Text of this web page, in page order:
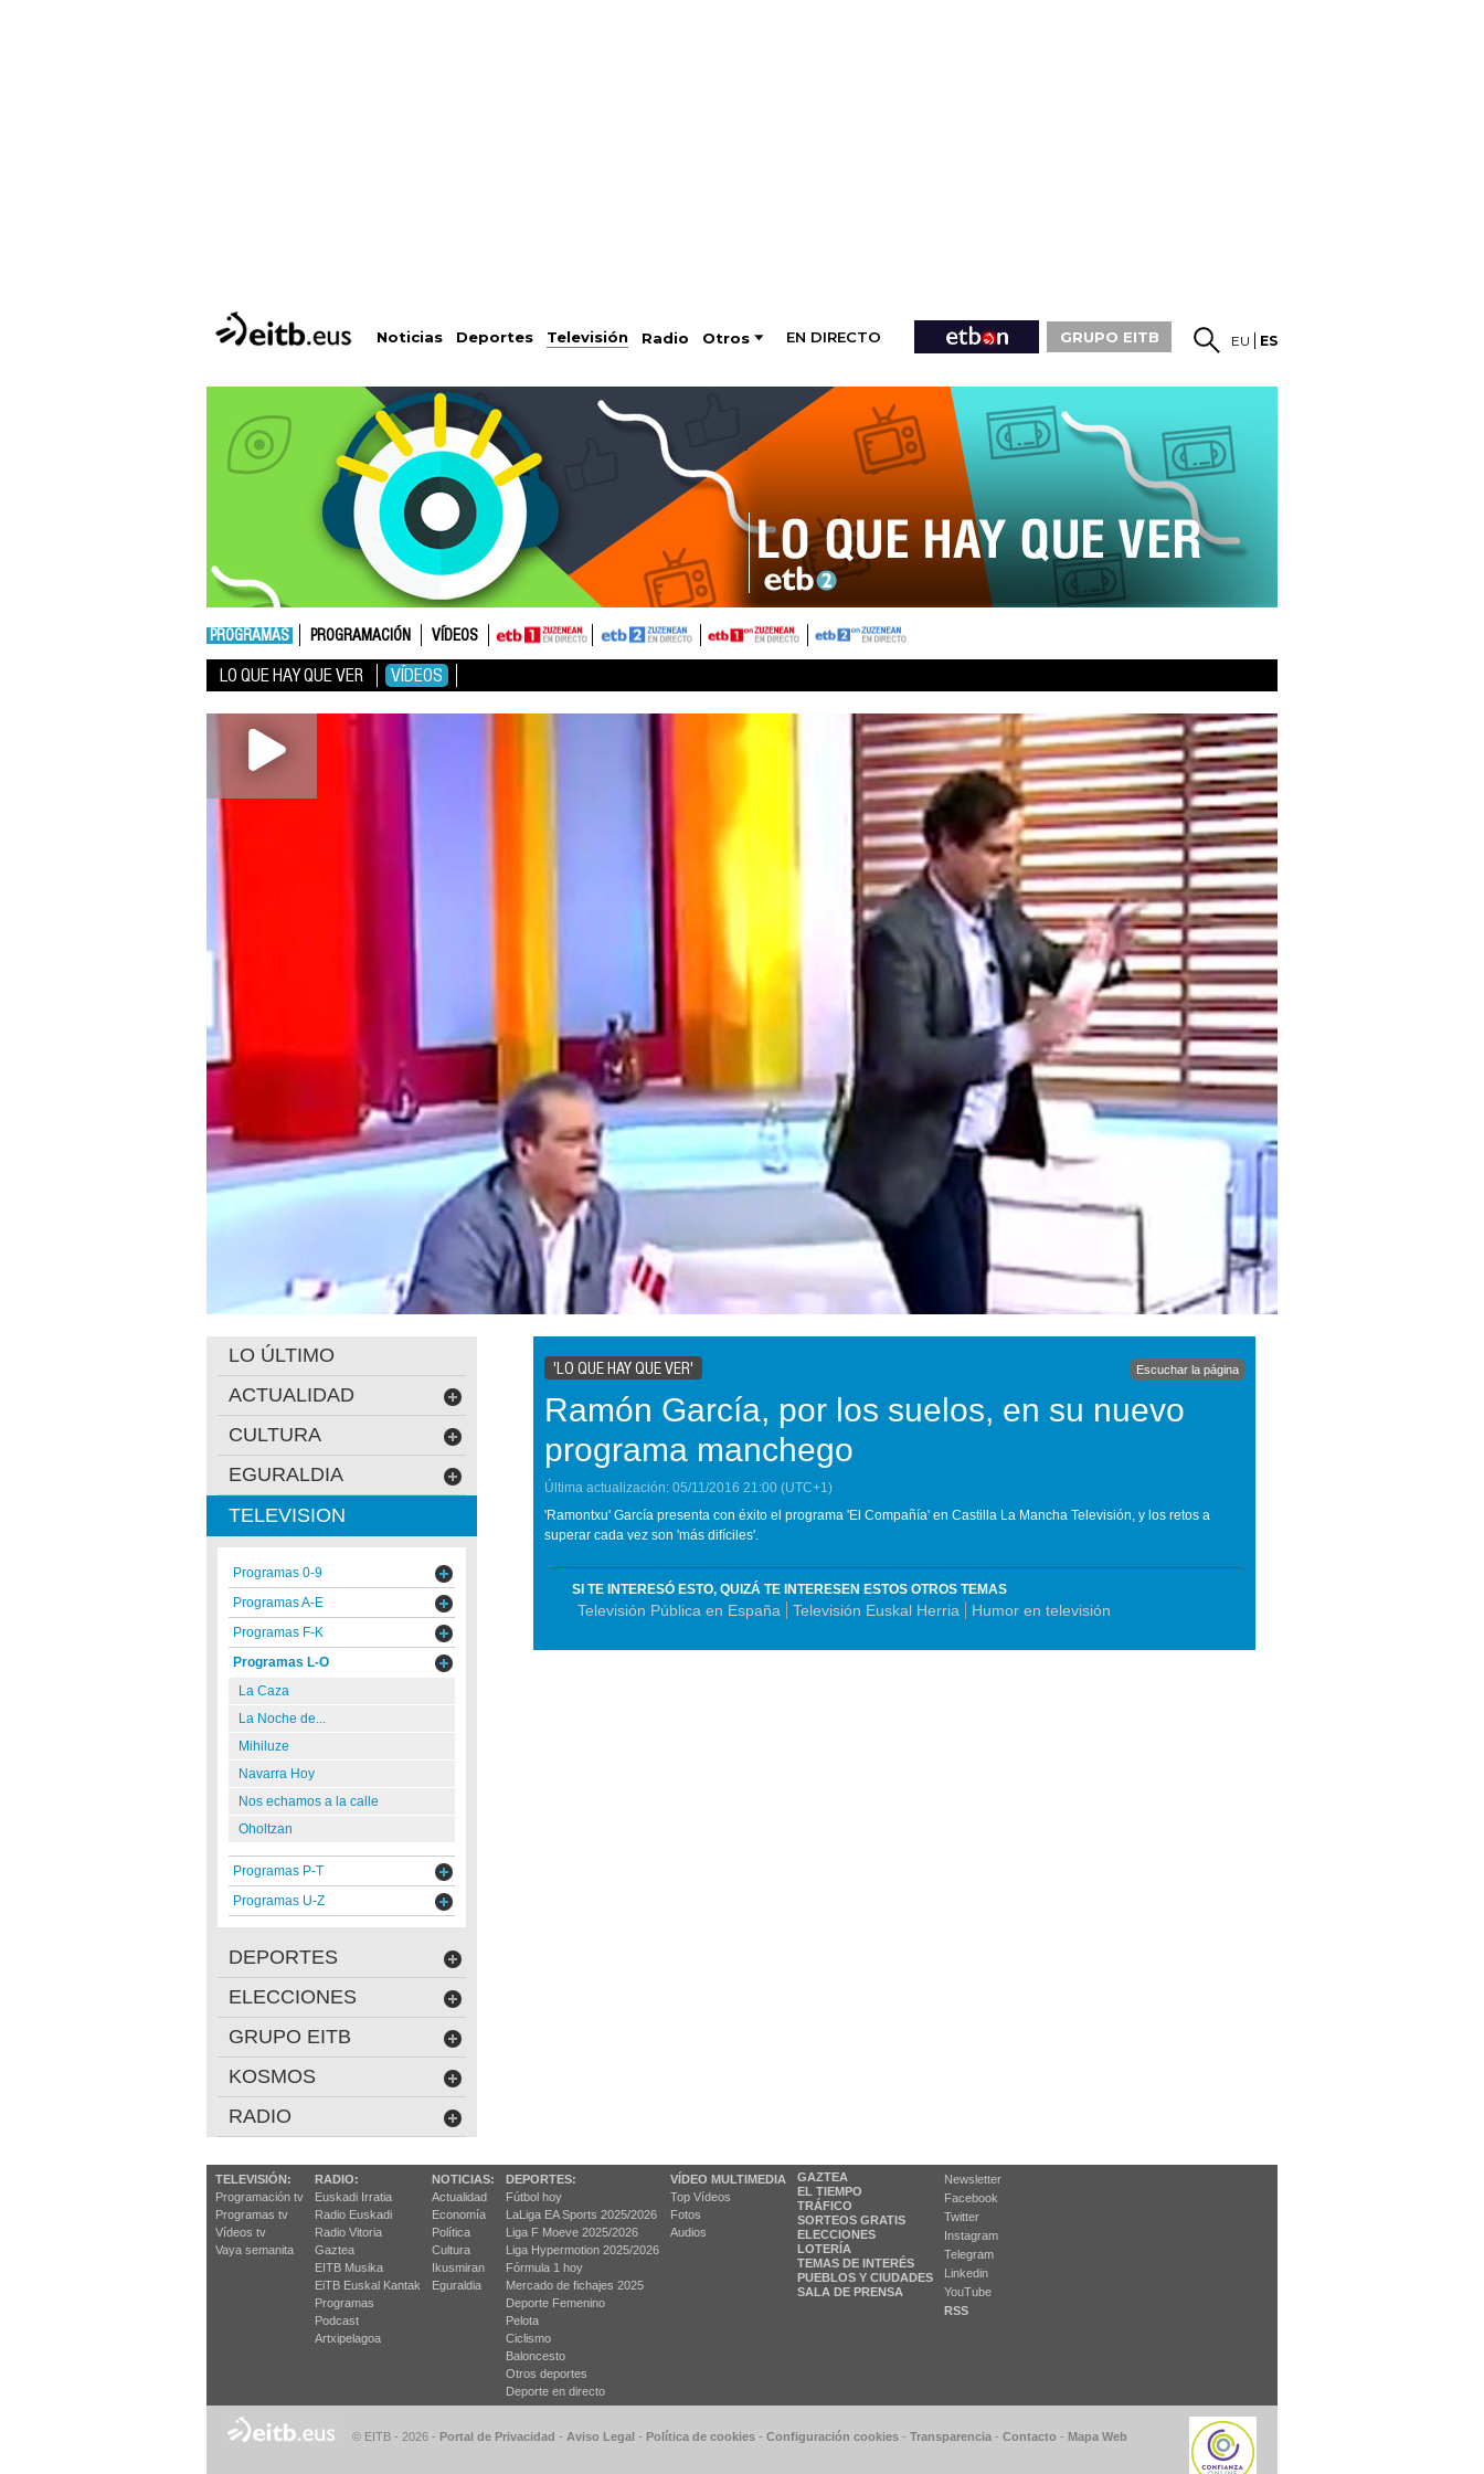
Noticias Deportes Televisión Radio Otros EN DIRECTO GRUPO EITB EU ES
PROGRAMAS PROGRAMACIÓN VÍDEOS
LO QUE HAY QUE VER VÍDEOS
'LO QUE HAY QUE VER' Escuchar la página
Ramón García, por los suelos, en su nuevo
programa manchego
Última actualización: 05/11/2016 21:00 (UTC+1)
'Ramontxu' García presenta con éxito el programa 'El Compañía' en Castilla La Mancha Televisión, y los retos a
superar cada vez son 'más difíciles'.
SI TE INTERESÓ ESTO, QUIZÁ TE INTERESEN ESTOS OTROS TEMAS
Televisión Pública en España Televisión Euskal Herria Humor en televisión
LO ÚLTIMO
ACTUALIDAD
CULTURA
EGURALDIA
TELEVISION
Programas 0-9
Programas A-E
Programas F-K
Programas L-O
La Caza
La Noche de...
Mihiluze
Navarra Hoy
Nos echamos a la calle
Oholtzan
Programas P-T
Programas U-Z
DEPORTES
ELECCIONES
GRUPO EITB
KOSMOS
RADIO
TELEVISIÓN:
Programación tv
Programas tv
Vídeos tv
Vaya semanita
RADIO:
Euskadi Irratia
Radio Euskadi
Radio Vitoria
Gaztea
EITB Musika
EiTB Euskal Kantak
Programas
Podcast
Artxipelagoa
NOTICIAS:
Actualidad
Economía
Política
Cultura
Ikusmiran
Eguraldia
DEPORTES:
Fútbol hoy
LaLiga EA Sports 2025/2026
Liga F Moeve 2025/2026
Liga Hypermotion 2025/2026
Fórmula 1 hoy
Mercado de fichajes 2025
Deporte Femenino
Pelota
Ciclismo
Baloncesto
Otros deportes
Deporte en directo
VÍDEO MULTIMEDIA
Top Vídeos
Fotos
Audios
GAZTEA
EL TIEMPO
TRÁFICO
SORTEOS GRATIS
ELECCIONES
LOTERÍA
TEMAS DE INTERÉS
PUEBLOS Y CIUDADES
SALA DE PRENSA
Newsletter
Facebook
Twitter
Instagram
Telegram
Linkedin
YouTube
RSS
© EITB - 2026 - Portal de Privacidad - Aviso Legal - Política de cookies - Configuración cookies - Transparencia - Contacto - Mapa Web